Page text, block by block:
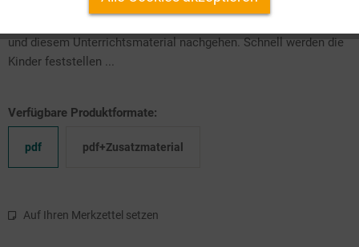
Wer waren die im mittelalterlichen Europa so gefürchteten
und diesem Unterrichtsmaterial nachgehen. Schnell werden die
Kinder feststellen ...
Verfügbare Produktformate:
pdf pdf+Zusatzmaterial
Auf Ihren Merkzettel setzen